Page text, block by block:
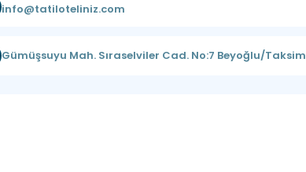
info@tatiloteliniz.com
Gümüşsuyu Mah. Sıraselviler Cad. No:7 Beyoğlu/Taksim